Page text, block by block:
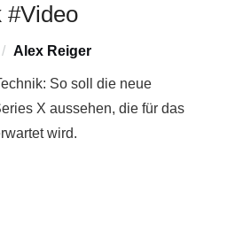
#Video
Alex Reiger
So soll die neue
X aussehen, die für das
wird.